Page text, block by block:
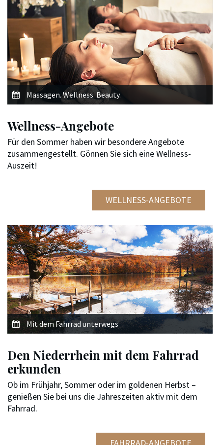
Massagen. Wellness. Beauty.
Wellness-Angebote
Für den Sommer haben wir besondere Angebote
zusammengestellt. Gönnen Sie sich eine Wellness-
Auszeit!
WELLNESS-ANGEBOTE
Mit dem Fahrrad unterwegs
Den Niederrhein mit dem Fahrrad
erkunden
Ob im Frühjahr, Sommer oder im goldenen Herbst –
genießen Sie bei uns die Jahreszeiten aktiv mit dem
Fahrrad.